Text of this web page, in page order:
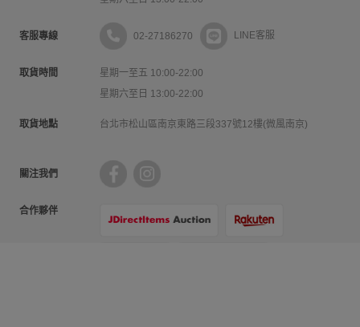
客服專線 02-27186270 LINE客服
取貨時間
星期一至五 10:00-22:00
星期六至日 13:00-22:00
取貨地點 台北市松山區南京東路三段337號12樓(微風南京)
關注我們
合作夥伴